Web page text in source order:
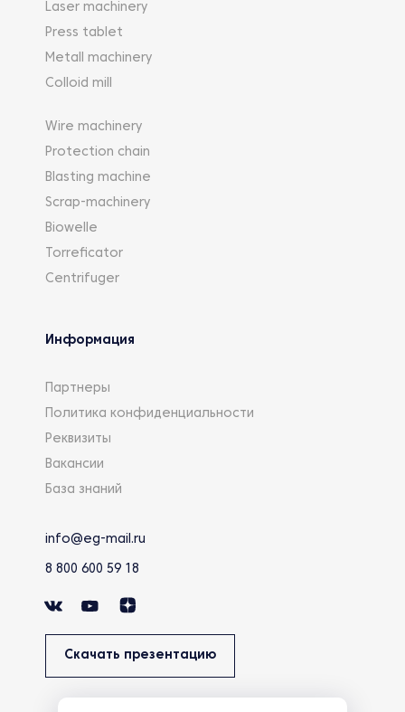
Laser machinery
Press tablet
Metall machinery
Colloid mill
Wire machinery
Protection chain
Blasting machine
Scrap-machinery
Biowelle
Torreficator
Centrifuger
Информация
Партнеры
Политика конфиденциальности
Реквизиты
Вакансии
База знаний
info@eg-mail.ru
8 800 600 59 18
Скачать презентацию